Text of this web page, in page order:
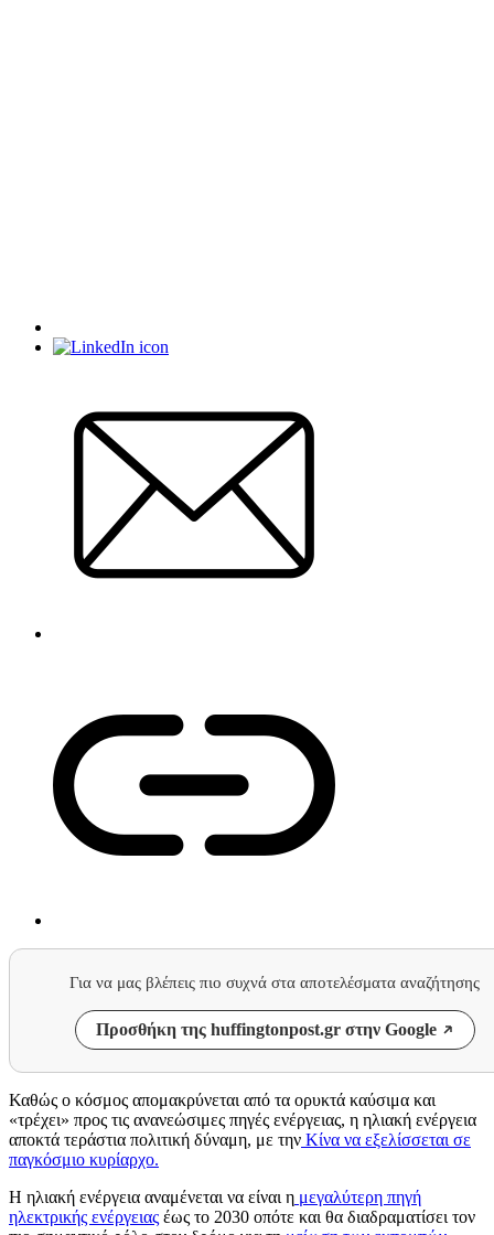
Για να μας βλέπεις πιο συχνά στα αποτελέσματα αναζήτησης
Προσθήκη της huffingtonpost.gr στην Google
Καθώς ο κόσμος απομακρύνεται από τα ορυκτά καύσιμα και
«τρέχει» προς τις ανανεώσιμες πηγές ενέργειας, η ηλιακή ενέργεια
αποκτά τεράστια πολιτική δύναμη, με την Κίνα να εξελίσσεται σε
παγκόσμιο κυρίαρχο.
Η ηλιακή ενέργεια αναμένεται να είναι η μεγαλύτερη πηγή
ηλεκτρικής ενέργειας έως το 2030 οπότε και θα διαδραματίσει τον